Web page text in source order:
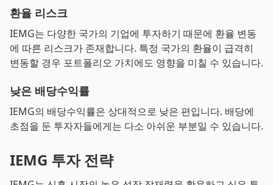
환율 리스크
IEMG는 다양한 국가의 기업에 투자하기 때문에 환율 변동
에 따른 리스크가 존재합니다. 특정 국가의 환율이 급격히
변동할 경우 포트폴리오 가치에도 영향을 미칠 수 있습니다.
낮은 배당수익률
IEMG의 배당수익률은 상대적으로 낮은 편입니다. 배당에
초점을 둔 투자자들에게는 다소 아쉬운 부분일 수 있습니다.
IEMG 투자 전략